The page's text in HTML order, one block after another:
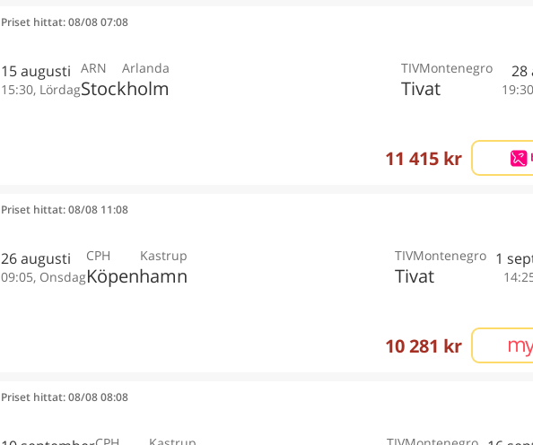
Priset hittat: 08/08 07:08
15 augusti
15:30, Lördag
ARN Arlanda
Stockholm
TIVMontenegro
Tivat
28
11 415 kr
Priset hittat: 08/08 11:08
26 augusti
09:05, Onsdag
CPH Kastrup
Köpenhamn
TIVMontenegro
Tivat
1
10 281 kr
Priset hittat: 08/08 08:08